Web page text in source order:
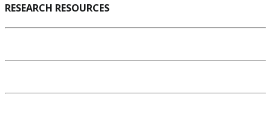
RESEARCH RESOURCES